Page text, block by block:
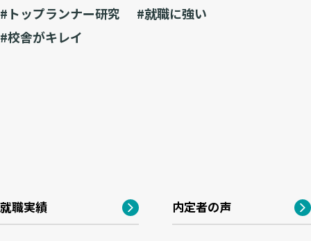
#トップランナー研究
#就職に強い
#校舎がキレイ
就職実績 内定者の声